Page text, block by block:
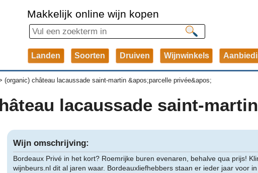
Makkelijk online wijn kopen
Landen Soorten Druiven Wijnwinkels
(organic) château lacaussade saint-martin &apos;parcelle privée&apos;
lacaussade saint-
Wijn omschrijving:
Bordeaux Privé in het kort? Roemrijke buren evenaren, behalve qua prijs!
wijnbeurs.nl dit al jaren waar. Bordeauxliefhebbers staan er ieder jaar voor